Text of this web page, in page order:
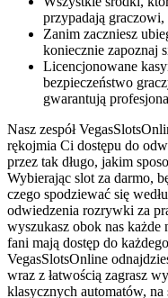
przypadają
Zanim zaczniesz
koniecznie zapoznaj
Licencjonowane
bezpieczeństwo
gwarantują
Nasz zespół
rękojmia Ci dostępu do
przez tak długo, jakim
Wybierając slot za darmo,
czego spodziewać się
odwiedzenia rozrywki za
wyszukasz obok nas każde
fani mają dostęp do
VegasSlotsOnline
wraz z łatwością zagrasz
klasycznych automatów,